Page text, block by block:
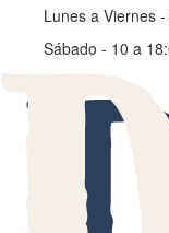
Lunes a Viernes
Sábado - 10 a